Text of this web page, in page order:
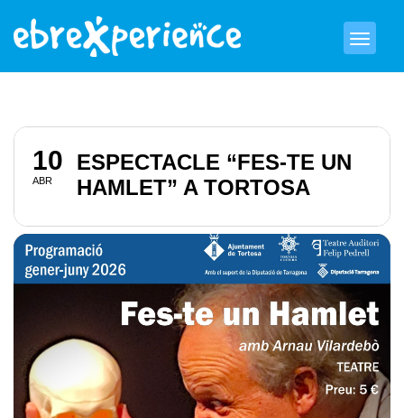
10
ABR
ESPECTACLE “FES-TE UN
HAMLET” A TORTOSA